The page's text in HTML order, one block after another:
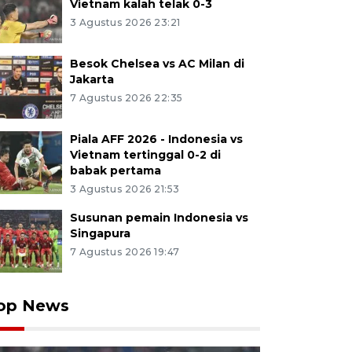
Vietnam kalah telak 0-3
3 Agustus 2026 23:21
Besok Chelsea vs AC Milan di
Jakarta
7 Agustus 2026 22:35
Piala AFF 2026 - Indonesia vs
Vietnam tertinggal 0-2 di
babak pertama
3 Agustus 2026 21:53
Susunan pemain Indonesia vs
Singapura
7 Agustus 2026 19:47
News